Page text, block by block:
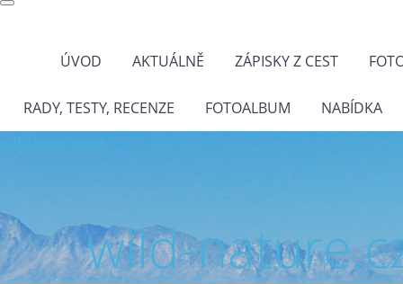
ÚVOD AKTUÁLNĚ ZÁPISKY Z CEST
RADY, TESTY, RECENZE FOTOALBUM NABÍDKA
wild-